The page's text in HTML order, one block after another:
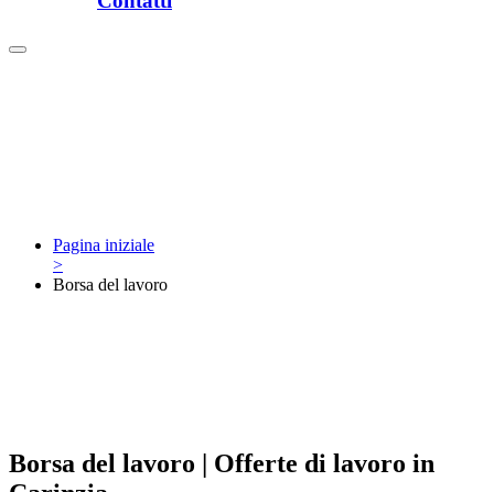
Pagina iniziale
>
Borsa del lavoro
Borsa del lavoro | Offerte di lavoro in